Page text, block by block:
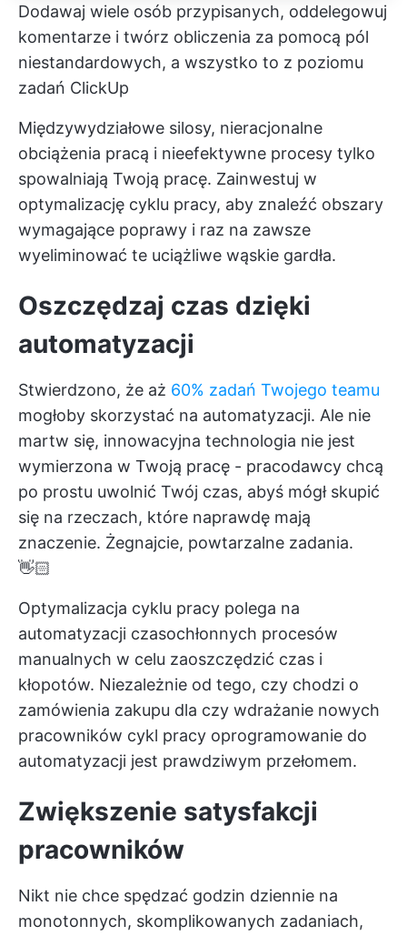
Dodawaj wiele osób przypisanych, oddelegowuj
komentarze i twórz obliczenia za pomocą pól
niestandardowych, a wszystko to z poziomu
zadań ClickUp
Międzywydziałowe silosy, nieracjonalne
obciążenia pracą i nieefektywne procesy tylko
spowalniają Twoją pracę. Zainwestuj w
optymalizację cyklu pracy, aby znaleźć obszary
wymagające poprawy i raz na zawsze
wyeliminować te uciążliwe wąskie gardła.
Oszczędzaj czas dzięki
automatyzacji
Stwierdzono, że aż 60% zadań Twojego teamu
mogłoby skorzystać na automatyzacji. Ale nie
martw się, innowacyjna technologia nie jest
wymierzona w Twoją pracę - pracodawcy chcą
po prostu uwolnić Twój czas, abyś mógł skupić
się na rzeczach, które naprawdę mają
znaczenie. Żegnajcie, powtarzalne zadania.
👋🏻
Optymalizacja cyklu pracy polega na
automatyzacji czasochłonnych procesów
manualnych w celu zaoszczędzić czas i
kłopotów. Niezależnie od tego, czy chodzi o
zamówienia zakupu dla czy wdrażanie nowych
pracowników cykl pracy oprogramowanie do
automatyzacji jest prawdziwym przełomem.
Zwiększenie satysfakcji
pracowników
Nikt nie chce spędzać godzin dziennie na
monotonnych, skomplikowanych zadaniach,